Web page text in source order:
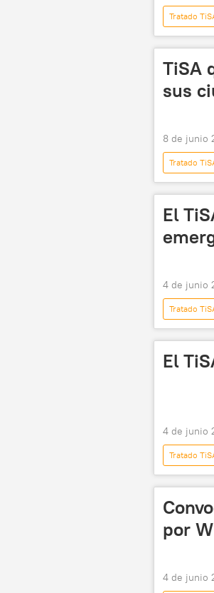
Tratado
WikiLeaks
TiSA
sus
8 de junio
Tratado
Hong Kong
El
4 de junio
Tratado
Mario
El
4 de junio
Tratado
IU
por
4 de junio